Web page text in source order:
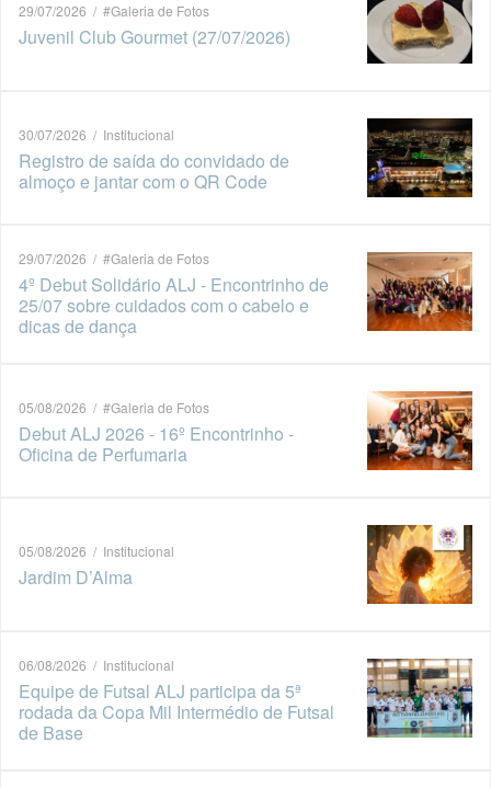
29/07/2026 / #Galeria de Fotos
Juvenil Club Gourmet (27/07/2026)
30/07/2026 / Institucional
Registro de saída do convidado de
almoço e jantar com o QR Code
29/07/2026 / #Galeria de Fotos
4º Debut Solidário ALJ - Encontrinho de
25/07 sobre cuidados com o cabelo e
dicas de dança
05/08/2026 / #Galeria de Fotos
Debut ALJ 2026 - 16º Encontrinho -
Oficina de Perfumaria
05/08/2026 / Institucional
Jardim D’Alma
06/08/2026 / Institucional
Equipe de Futsal ALJ participa da 5ª
rodada da Copa Mil Intermédio de Futsal
de Base